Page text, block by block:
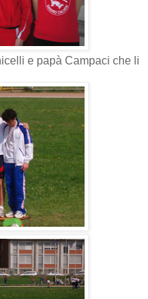
e papà Campaci che li